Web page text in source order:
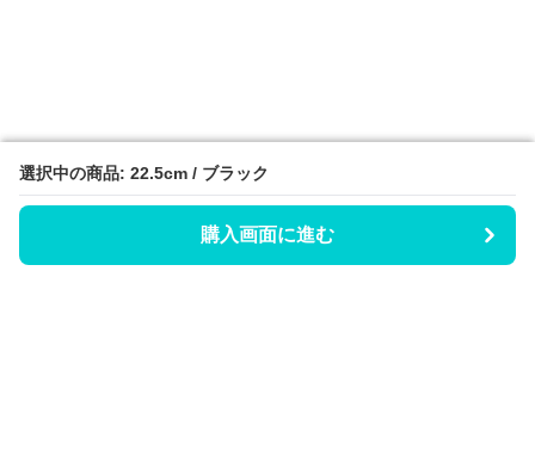
選択中の商品: 22.5cm / ブラック
購入画面に進む
選択中の商品: 22.5cm / ブラック
購入画面に進む